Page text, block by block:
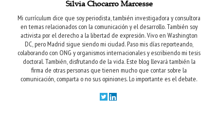
Silvia Chocarro Marcesse
Mi currículum dice que soy periodista, también investigadora y consultora
en temas relacionados con la comunicación y el desarrollo. También soy
activista por el derecho a la libertad de expresión. Vivo en Washington
DC, pero Madrid sigue siendo mi ciudad. Paso mis días reporteando,
colaborando con ONG y organismos internacionales y escribiendo mi tesis
doctoral. También, disfrutando de la vida.Este blog llevará también la
firma de otras personas que tienen mucho que contar sobre la
comunicación, comparta o no sus opiniones. Lo importante es el debate.